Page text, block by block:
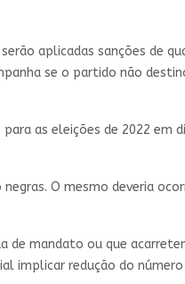
aplicadas sanções de
se o partido não
as eleições de 2022 em
O mesmo deveria
de mandato ou que
implicar redução do